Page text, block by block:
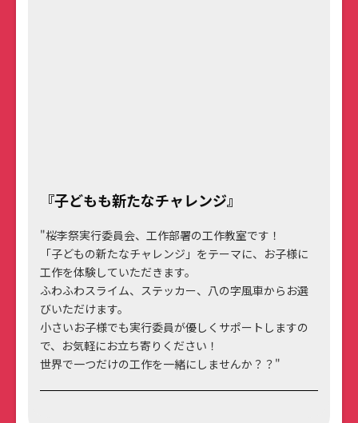
『子どもも新たなチャレンジ』
"桜李祭実行委員会、工作部署の工作教室です！
「子どもの新たなチャレンジ」をテーマに、お子様に
工作を体験していただきます。
ふわふわスライム、ステッカー、八の字風車からお選
びいただけます。
小さいお子様でも実行委員が優しくサポートしますの
で、お気軽にお立ち寄りください！
世界で一つだけの工作を一緒にしませんか？？"